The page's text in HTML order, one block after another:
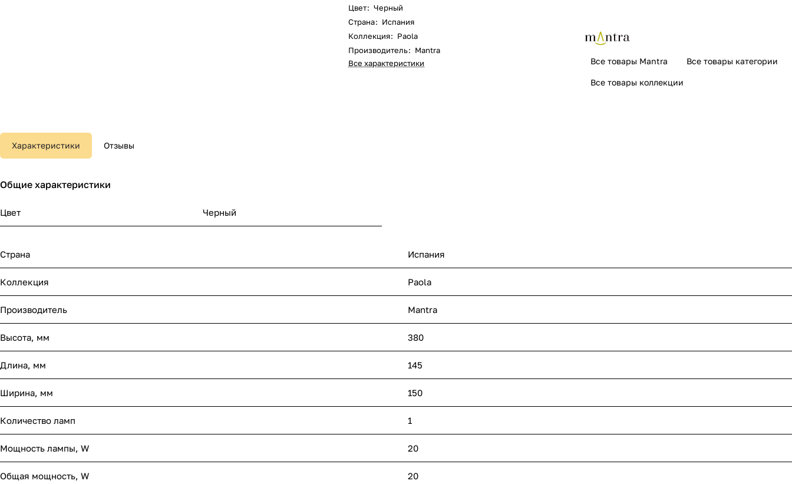
Цвет: Черный
Страна: Испания
Коллекция: Paola
Производитель: Mantra
Все характеристики
Все товары Mantra Все товары категории
Все товары коллекции
Характеристики Отзывы
Общие характеристики
Цвет Черный
Страна Испания
Коллекция Paola
Производитель Mantra
Высота, мм 380
Длина, мм 145
Ширина, мм 150
Количество ламп 1
Мощность лампы, W 20
Общая мощность, W 20